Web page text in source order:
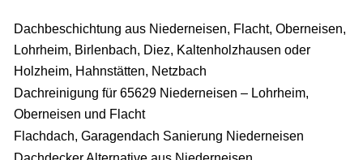
Dachbeschichtung aus Niederneisen, Flacht, Oberneisen,
Lohrheim, Birlenbach, Diez, Kaltenholzhausen oder
Holzheim, Hahnstätten, Netzbach
Dachreinigung für 65629 Niederneisen – Lohrheim,
Oberneisen und Flacht
Flachdach, Garagendach Sanierung Niederneisen